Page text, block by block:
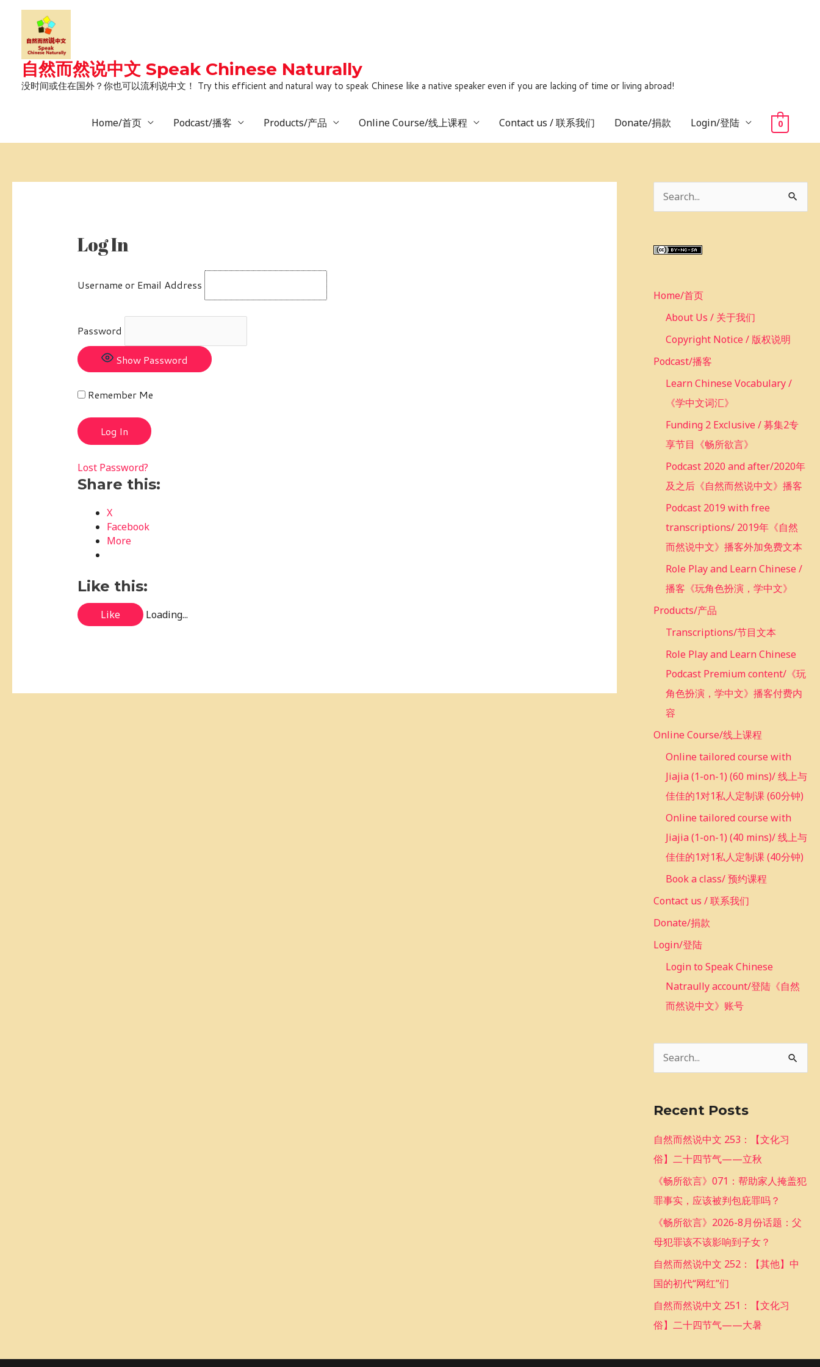
自然而然说中文 Speak Chinese Naturally
没时间或住在国外？你也可以流利说中文！ Try this efficient and natural way to speak Chinese like a native speaker even if you are lacking of time or living abroad!
Home/首页 Podcast/播客 Products/产品 Online Course/线上课程 Contact us / 联系我们 Donate/捐款 Login/登陆 0
Log In
Username or Email Address
Password
Show Password
Remember Me
Lost Password?
Share this:
X
Facebook
More
Like this:
Like Loading...
r
h
r
Home/首页
About Us / 关于我们
Copyright Notice / 版权说明
Podcast/播客
Learn Chinese Vocabulary /
《学中文词汇》
Funding 2 Exclusive / 募集2专
享节目《畅所欲言》
Podcast 2020 and after/2020年
及之后《自然而然说中文》播客
Podcast 2019 with free
transcriptions/ 2019年《自然
而然说中文》播客外加免费文本
Role Play and Learn Chinese /
播客《玩角色扮演，学中文》
Products/产品
Transcriptions/节目文本
Role Play and Learn Chinese
Podcast Premium content/《玩
角色扮演，学中文》播客付费内
容
Online Course/线上课程
Online tailored course with
Jiajia (1-on-1) (60 mins)/ 线上与
佳佳的1对1私人定制课 (60分钟)
Online tailored course with
Jiajia (1-on-1) (40 mins)/ 线上与
佳佳的1对1私人定制课 (40分钟)
Book a class/ 预约课程
Contact us / 联系我们
Donate/捐款
Login/登陆
Login to Speak Chinese
Natraully account/登陆《自然
而然说中文》账号
r
c
h
o
Recent Posts
自然而然说中文 253：【文化习
俗】二十四节气——立秋
《畅所欲言》071：帮助家人掩盖犯
罪事实，应该被判包庇罪吗？
《畅所欲言》2026-8月份话题：父
母犯罪该不该影响到子女？
自然而然说中文 252：【其他】中
国的初代“网红”们
自然而然说中文 251：【文化习
俗】二十四节气——大暑